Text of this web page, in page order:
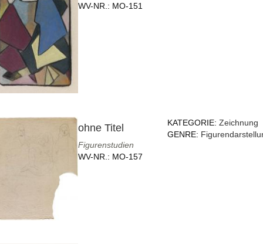
WV-NR.: MO-151
ohne Titel
Figurenstudien
WV-NR.: MO-157
KATEGORIE:Zeichnung
GENRE: